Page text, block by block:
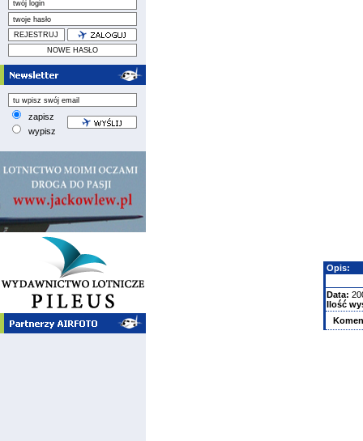
zapisz
wypisz
Opis:
Data:
Ilość